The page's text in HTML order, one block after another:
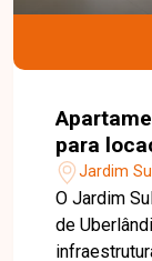
Verde
todos os
para
Jardim
O Jardim
de